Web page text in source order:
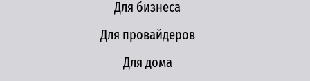
Для бизнеса
Для провайдеров
Для дома